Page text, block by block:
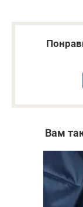
Вам